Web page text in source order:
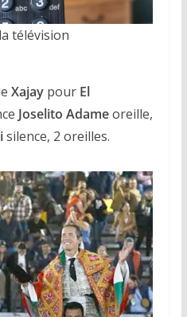
télévision
Xajay pour El
Joselito Adameoreille,
silence, 2 oreilles.